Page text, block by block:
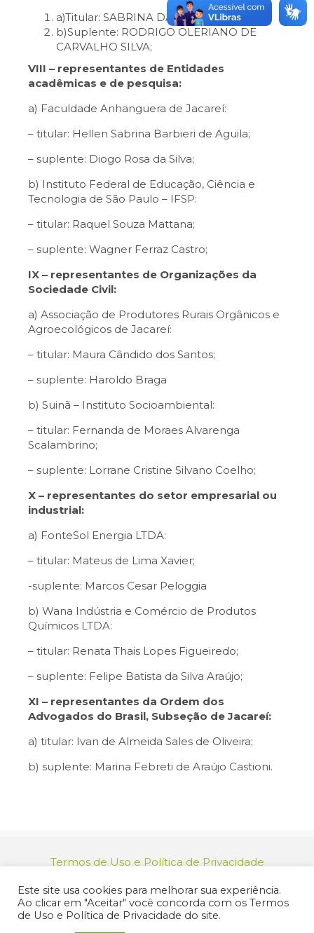
a)Titular: SABRINA DA SILVA PEREIRA;
b)Suplente: RODRIGO OLERIANO DE
CARVALHO SILVA;
VIII – representantes de Entidades
acadêmicas e de pesquisa:
a) Faculdade Anhanguera de Jacareí:
– titular: Hellen Sabrina Barbieri de Aguila;
– suplente: Diogo Rosa da Silva;
b) Instituto Federal de Educação, Ciência e
Tecnologia de São Paulo – IFSP:
– titular: Raquel Souza Mattana;
– suplente: Wagner Ferraz Castro;
IX – representantes de Organizações da
Sociedade Civil:
a) Associação de Produtores Rurais Orgânicos e
Agroecológicos de Jacareí:
– titular: Maura Cândido dos Santos;
– suplente: Haroldo Braga
b) Suinã – Instituto Socioambiental:
– titular: Fernanda de Moraes Alvarenga
Scalambrino;
– suplente: Lorrane Cristine Silvano Coelho;
X – representantes do setor empresarial ou
industrial:
a) FonteSol Energia LTDA:
– titular: Mateus de Lima Xavier;
-suplente: Marcos Cesar Peloggia
b) Wana Indústria e Comércio de Produtos
Químicos LTDA:
– titular: Renata Thais Lopes Figueiredo;
– suplente: Felipe Batista da Silva Araújo;
XI – representantes da Ordem dos
Advogados do Brasil, Subseção de Jacareí:
a) titular: Ivan de Almeida Sales de Oliveira;
b) suplente: Marina Febreti de Araújo Castioni.
Termos de Uso e Política de Privacidade
46.694.139/0001-83 | (12) 3955-9000
Endereço: Praça dos Três Poderes, 73 - Centro -
Jacareí/SP - CEP 12327-170
Este site usa cookies para melhorar sua experiência.
Ao clicar em "Aceitar" você concorda com os Termos
de Uso e Política de Privacidade do site.